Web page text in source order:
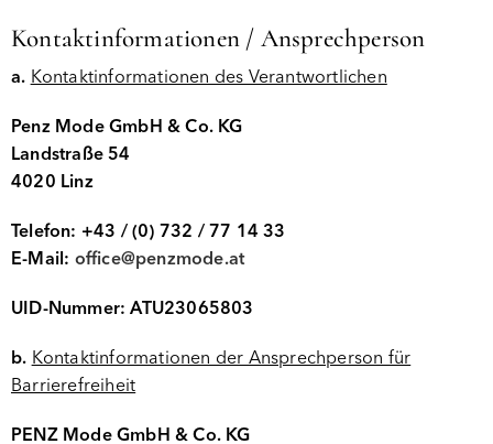
Kontaktinformationen / Ansprechperson
a. Kontaktinformationen des Verantwortlichen
Penz Mode GmbH & Co. KG
Landstraße 54
4020 Linz
Telefon: +43 / (0) 732 / 77 14 33
E-Mail: office@penzmode.at
UID-Nummer: ATU23065803
b. Kontaktinformationen der Ansprechperson für
Barrierefreiheit
PENZ Mode GmbH & Co. KG